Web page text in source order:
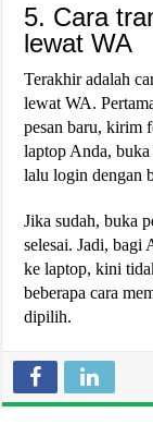
5. Cara
lewat WA
Terakhir adalah
lewat WA.
pesan baru, kirim
laptop Anda,
lalu login dengan
Jika sudah, buka
selesai. Jadi, bagi
ke laptop, kini
beberapa cara
dipilih.